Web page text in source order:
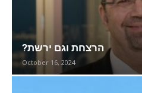
?הרצחת וגם ירשת
October 16, 2024